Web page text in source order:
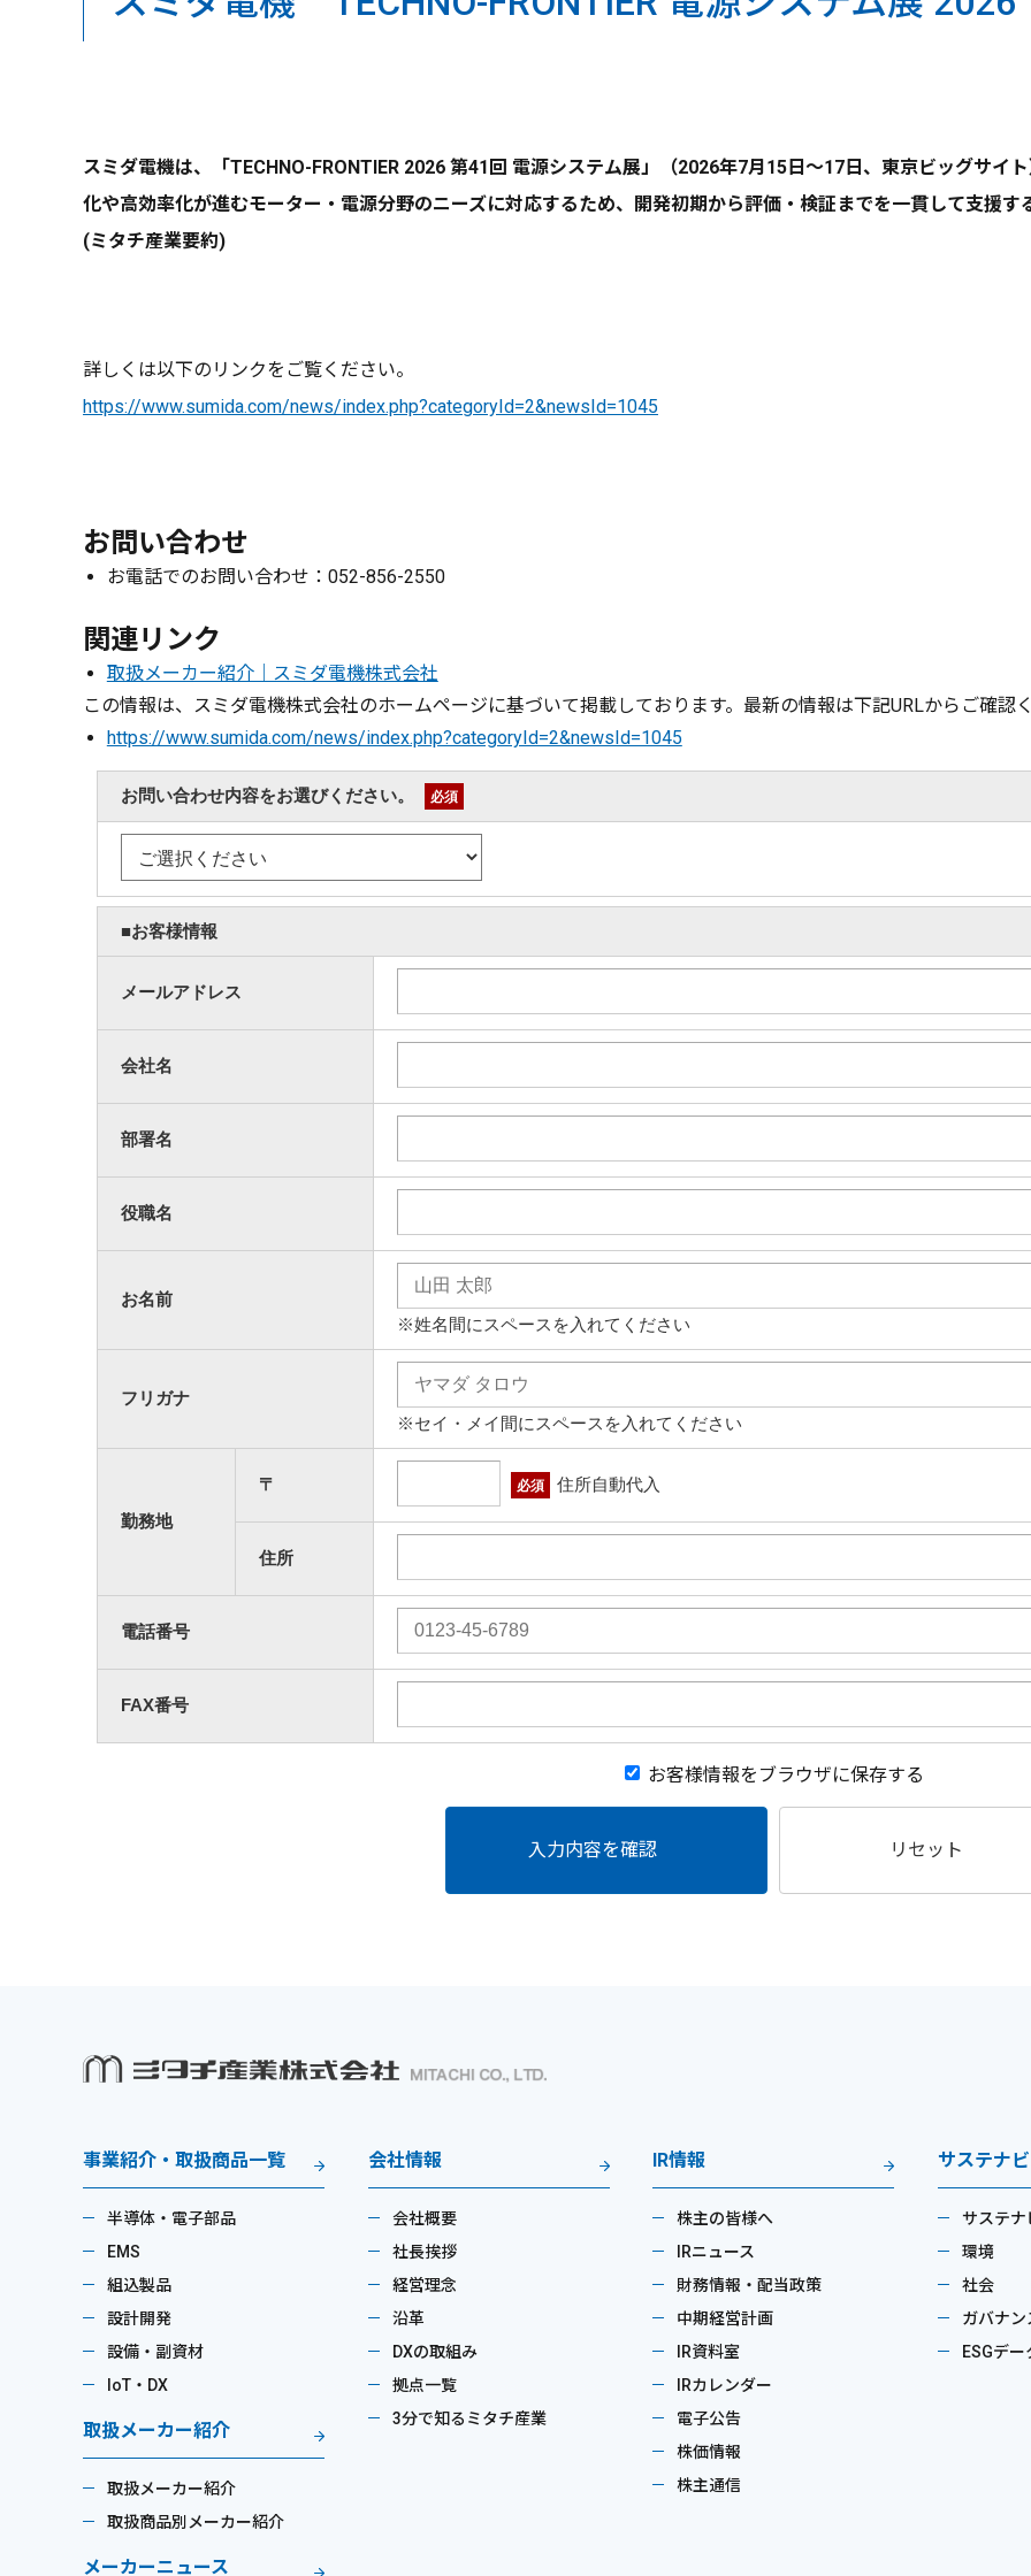
スミダ電機は、「TECHNO-FRONTIER 2026 第41回 電源システム展」（2026年7月15日～17日、東京ビッグサイ
化や高効率化が進むモーター・電源分野のニーズに対応するため、開発初期から評価・検証までを一貫して支援す
(ミタチ産業要約)
詳しくは以下のリンクをご覧ください。
https://www.sumida.com/news/index.php?categoryId=2&newsId=1045
お問い合わせ
お電話でのお問い合わせ：052-856-2550
関連リンク
取扱メーカー紹介｜スミダ電機株式会社
この情報は、スミダ電機株式会社のホームページに基づいて掲載しております。最新の情報は下記URLからご確認く
https://www.sumida.com/news/index.php?categoryId=2&newsId=1045
お問い合わせ内容をお選びください。 必須
■お客様情報
メールアドレス
会社名
部署名
役職名
お名前
※姓名間にスペースを入れてください
フリガナ
※セイ・メイ間にスペースを入れてください
勤務地
〒 必須 住所自動代入
住所
電話番号
FAX番号
お客様情報をブラウザに保存する
入力内容を確認 リセット
事業紹介・取扱商品一覧
半導体・電子部品
EMS
組込製品
設計開発
設備・副資材
IoT・DX
取扱メーカー紹介
取扱メーカー紹介
取扱商品別メーカー紹介
メーカーニュース
会社情報
会社概要
社長挨拶
経営理念
沿革
DXの取組み
拠点一覧
3分で知るミタチ産業
IR情報
株主の皆様へ
IRニュース
財務情報・配当政策
中期経営計画
IR資料室
IRカレンダー
電子公告
株価情報
株主通信
サステナ
サステナ
環境
社会
ガバナン
ESGデー